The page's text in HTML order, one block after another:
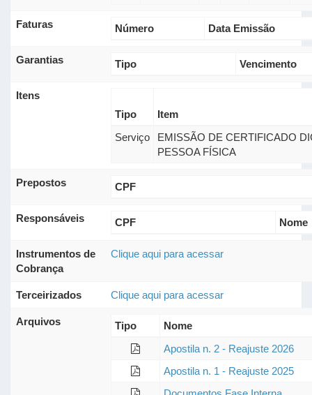
Faturas Número Data Emissão
Garantias Tipo Vencimento
Itens
Tipo
Item
Serviço
EMISSÃO DE CERTIFICADO
PESSOA FÍSICA
Prepostos CPF
Responsáveis CPF Nome
Instrumentos de
Cobrança
Clique aqui para acessar
Terceirizados Clique aqui para acessar
Arquivos Tipo
Nome
Apostila n. 2 - Reajuste 2026
Apostila n. 1 - Reajuste 2025